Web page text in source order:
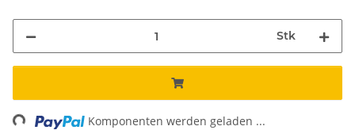
Stk
Komponenten werden geladen ...